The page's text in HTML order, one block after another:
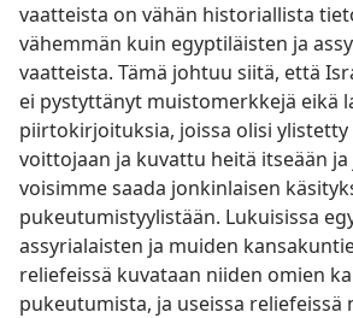
vaatteista on vähän historiallista
vähemmän kuin egyptiläisten ja
vaatteista. Tämä johtuu siitä, että
ei pystyttänyt muistomerkkejä eikä
piirtokirjoituksia, joissa olisi ylistetty
voittojaan ja kuvattu heitä itseään
voisimme saada jonkinlaisen
pukeutumistyylistään. Lukuisissa
assyrialaisten ja muiden
reliefeissä kuvataan niiden omien
pukeutumista, ja useissa reliefeissä